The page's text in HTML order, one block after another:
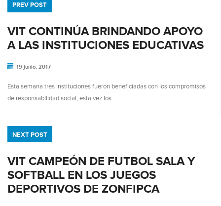
PREV POST
VIT CONTINÚA BRINDANDO APOYO
A LAS INSTITUCIONES EDUCATIVAS
19 junio, 2017
Esta semana tres instituciones fueron beneficiadas con los compromisos
de responsabilidad social, esta vez los…
NEXT POST
VIT CAMPEÓN DE FUTBOL SALA Y
SOFTBALL EN LOS JUEGOS
DEPORTIVOS DE ZONFIPCA